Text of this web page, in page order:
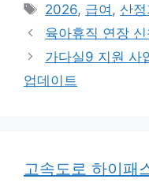
리
태
그
2026, 급여 ,산
육아휴직 연장
가다실9 지원 사
업데이트
고속도로 하이패